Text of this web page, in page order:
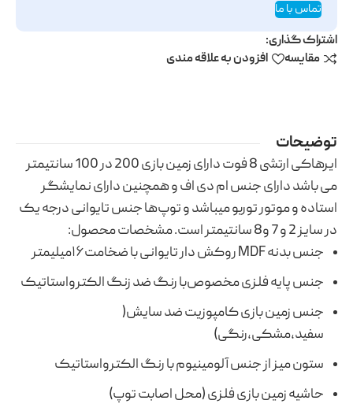
تماس با ما
اشتراک گذاری:
مقایسه
افزودن به علاقه مندی
توضیحات
ایرهاکی ارتشی 8 فوت دارای زمین بازی 200 در 100 سانتیمتر
می باشد دارای جنس ام دی اف و همچنین دارای نمایشگر
استاده و موتور توربو میباشد و توپ‌ها جنس تایوانی درجه یک
در سایز 2 و 7 و8 سانتیمتر است. مشخصات محصول:
جنس بدنه MDF روکش دار تایوانی با ضخامت۱۶میلیمتر
جنس پایه فلزی مخصوص‌با رنگ ضد زنگ الکترواستاتیک
جنس زمین بازی کامپوزیت ضد سایش(
سفید،مشکی،رنگی)
ستون میز از جنس آلومینیوم با رنگ الکترواستاتیک
حاشیه زمین بازی فلزی (محل اصابت توپ)